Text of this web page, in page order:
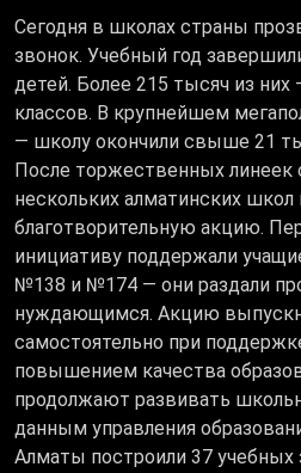
Сегодня в школах страны
звонок. Учебный год
детей. Более 215 тысяч из
классов. В крупнейшем
— школу окончили свыше 21
После торжественных линеек
нескольких алматинских школ
благотворительную акцию.
инициативу поддержали
№138 и №174 — они раздали
нуждающимся. Акцию
самостоятельно при
повышением качества
продолжают развивать
данным управления
Алматы построили 37 учебных